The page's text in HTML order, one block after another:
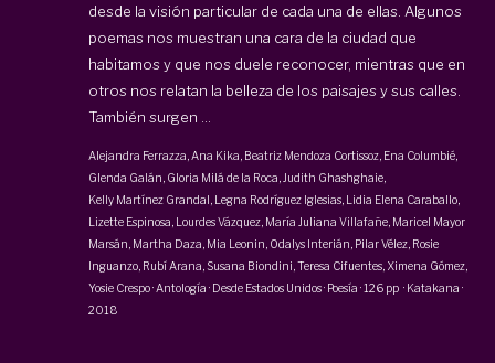
desde la visión particular de cada una de ellas. Algunos
poemas nos muestran una cara de la ciudad que
habitamos y que nos duele reconocer, mientras que en
otros nos relatan la belleza de los paisajes y sus calles.
También surgen ...
Alejandra Ferrazza , Ana Kika, Beatriz Mendoza Cortissoz , Ena Columbié,
Glenda Galán Gloria Milá de la Roca , Judith Ghashghaie,
Kelly Martínez Grandal Legna Rodríguez Iglesias , Lidia Elena Caraballo,
Lizette Espinosa, Lourdes Vázquez , María Juliana Villafañe, Maricel Mayor
Marsán, Martha Daza, Mia Leonin, Odalys Interián, Pilar Vélez, Rosie
Inguanzo, Rubí Arana, Susana Biondini, Teresa Cifuentes, Ximena Gómez,
Yosie Crespo· Antología · Desde Estados Unidos · Poesía ·126 pp · Katakana ·
2018